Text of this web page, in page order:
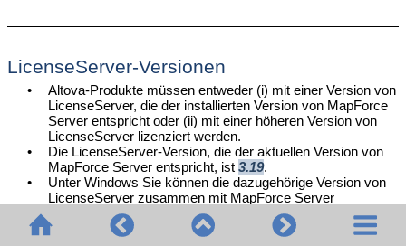
LicenseServer-Versionen
•
Altova-Produkte müssen entweder (i) mit einer Version von
LicenseServer, die der installierten Version von MapForce
Server entspricht oder (ii) mit einer höheren Version von
LicenseServer lizenziert werden.
•
Die LicenseServer-Version, die der aktuellen Version von
MapForce Server entspricht, ist 3.19.
•
Unter Windows Sie können die dazugehörige Version von
LicenseServer zusammen mit MapForce Server
installieren oder Sie können LicenseServer separat
installieren. Auf Linux-Systemen muss LicenseServer